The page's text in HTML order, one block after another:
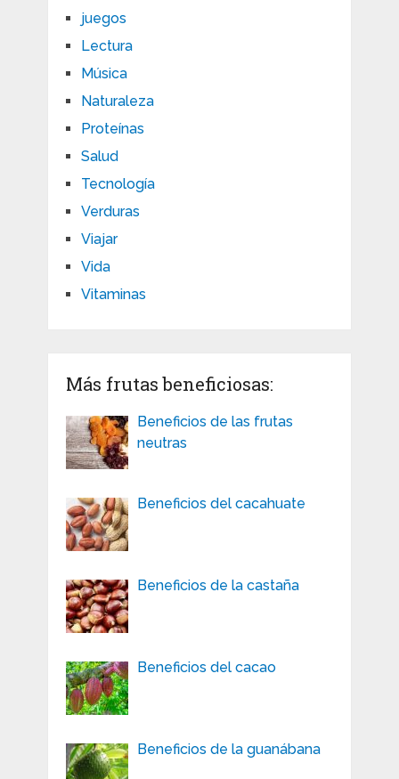
juegos
Lectura
Música
Naturaleza
Proteínas
Salud
Tecnología
Verduras
Viajar
Vida
Vitaminas
Más frutas beneficiosas:
Beneficios de las frutas
neutras
Beneficios del cacahuate
Beneficios de la castaña
Beneficios del cacao
Beneficios de la guanábana